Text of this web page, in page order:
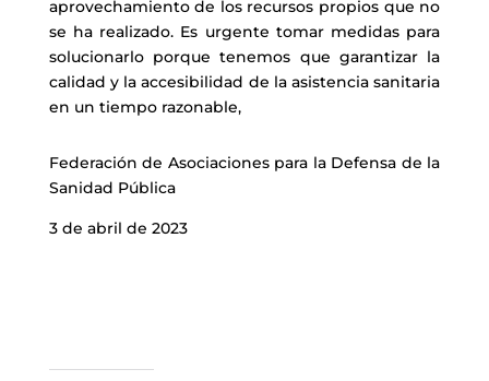
aprovechamiento de los recursos propios que no
se ha realizado. Es urgente tomar medidas para
solucionarlo porque tenemos que garantizar la
calidad y la accesibilidad de la asistencia sanitaria
en un tiempo razonable,
Federación de Asociaciones para la Defensa de la
Sanidad Pública
3 de abril de 2023